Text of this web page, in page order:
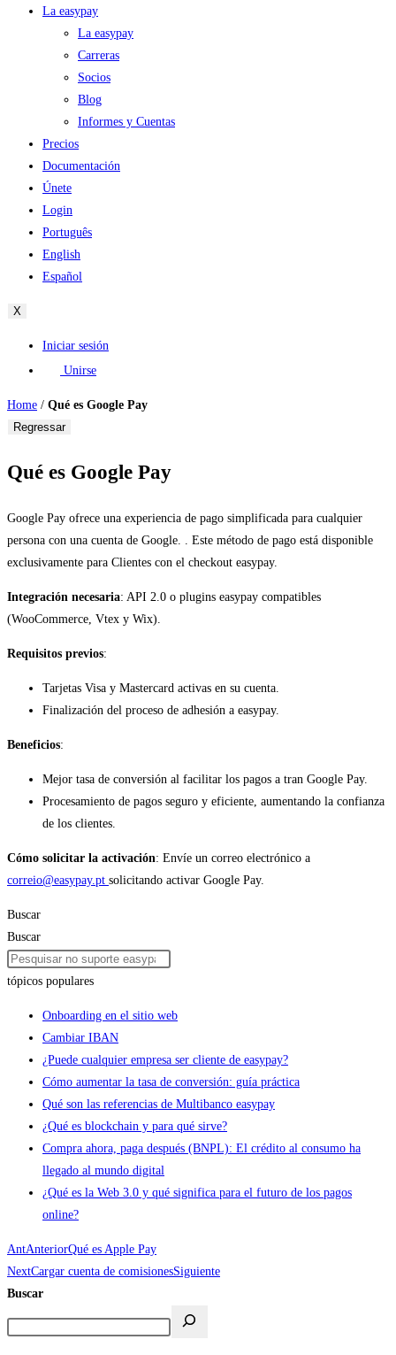
La easypay
La easypay
Carreras
Socios
Blog
Informes y Cuentas
Precios
Documentación
Únete
Login
Português
English
Español
X
Iniciar sesión
Unirse
Home / Qué es Google Pay
Regressar
Qué es Google Pay
Google Pay ofrece una experiencia de pago simplificada para cualquier
persona con una cuenta de Google. . Este método de pago está disponible
exclusivamente para Clientes con el checkout easypay.
Integración necesaria: API 2.0 o plugins easypay compatibles
(WooCommerce, Vtex y Wix).
Requisitos previos:
Tarjetas Visa y Mastercard activas en su cuenta.
Finalización del proceso de adhesión a easypay.
Beneficios:
Mejor tasa de conversión al facilitar los pagos a tran Google Pay.
Procesamiento de pagos seguro y eficiente, aumentando la confianza
de los clientes.
Cómo solicitar la activación: Envíe un correo electrónico a
correio@easypay.pt solicitando activar Google Pay.
Buscar
Buscar
tópicos populares
Onboarding en el sitio web
Cambiar IBAN
¿Puede cualquier empresa ser cliente de easypay?
Cómo aumentar la tasa de conversión: guía práctica
Qué son las referencias de Multibanco easypay
¿Qué es blockchain y para qué sirve?
Compra ahora, paga después (BNPL): El crédito al consumo ha
llegado al mundo digital
¿Qué es la Web 3.0 y qué significa para el futuro de los pagos
online?
AntAnteriorQué es Apple Pay
NextCargar cuenta de comisionesSiguiente
Buscar